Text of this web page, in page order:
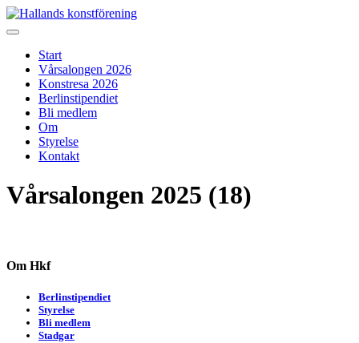
Skip
to
Start
Vårsalongen 2026
Konstresa 2026
Berlinstipendiet
Bli medlem
Om
Styrelse
Kontakt
Vårsalongen 2025 (18)
Om Hkf
Berlinstipendiet
Styrelse
Bli medlem
Stadgar